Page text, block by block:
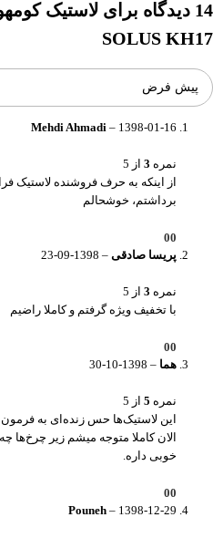
14 دیدگاه برای
SOLUS KH17
Mehdi Ahmadi – 1398-01-16
نمره 3 از 5
از اینکه به حرف فروشنده لاستیک
برداشتم، خوشحالم
0
0
پریسا صادقی –
1398-09-23
نمره 3 از 5
با تخفیف ویژه گرفتم و کاملا راضیم
0
0
هما –
1398-10-30
نمره 5 از 5
این لاستیک‌ها حس زنده‌ای به
الان کاملا متوجه میشم زیر چرخ‌ها
خوبی داره.
0
0
Pouneh – 1398-12-29